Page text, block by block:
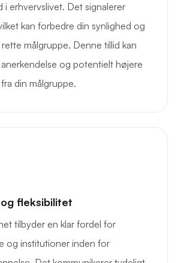
i erhvervslivet. Det signalerer
kan forbedre din synlighed og
målgruppe. Denne tillid kan
og potentielt højere
din målgruppe.
fleksibilitet
tilbyder en klar fordel for
og institutioner inden for